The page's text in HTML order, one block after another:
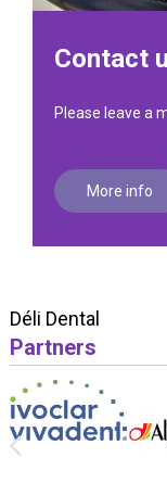
Contact
Please leave a
More info
Déli Dental
Partners